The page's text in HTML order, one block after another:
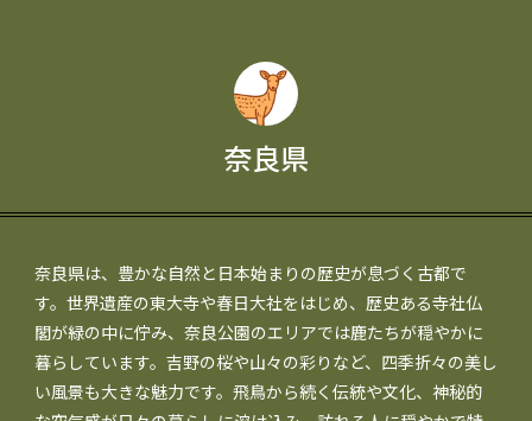
奈良県
奈良県は、豊かな自然と日本始まりの歴史が息づく古都で
す。世界遺産の東大寺や春日大社をはじめ、歴史ある寺社仏
閣が緑の中に佇み、奈良公園のエリアでは鹿たちが穏やかに
暮らしています。吉野の桜や山々の彩りなど、四季折々の美し
い風景も大きな魅力です。飛鳥から続く伝統や文化、神秘的